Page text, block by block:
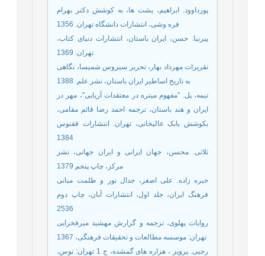
پورداوود. ابراهیم، یشت ها، به کوشش دکتر بهرام
فره وشی، انتشارات دانشگاه تهران. 1356
پیرنیا. حسن، ایران باستان، انتشارات دنیای کتاب،
تهران. 1369
تقریرات مهرداد بهار، تحریر سیروس شمیسا، نگاهی
به تاریخ اساطیر ایران باستان، نشر علم. 1388
تیمه، پل. "مفهوم میتره در معتقدات آریایی"، مهر در
ایران و هند باستان، ترجمه احمد رضا قائم مقامی،
بکوشش بابک عالیخانی، تهران. انتشارات ققنوس
1384
ثلاثی. محسن، جهان ایرانی و ایران جهانی، نشر
مرکز، چاپ پنجم 1379
خبره زاده. علی اصغر، جدال نور و ظلمت مبانی
فرهنگ ایران، جلد اول، انتشارات آبان، چاپ دوم
2536
روایات پهلوی، ترجمه و گزارش مهشید میرفخرایی
تهران: موسسه مطالعات و تحقیقات فرهنگی، 1367
رجبی. پرویز ، هزاره های گمشده، ج 1 تهران: توس،